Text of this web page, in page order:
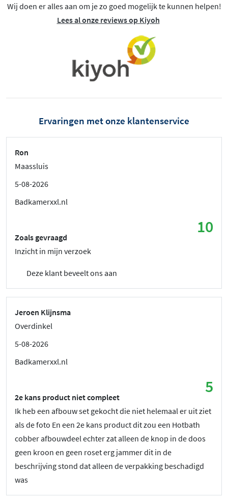
Wij doen er alles aan om je zo goed mogelijk te kunnen helpen!
Lees al onze reviews op Kiyoh
Ervaringen met onze klantenservice
Ron
Maassluis
5-08-2026
Badkamerxxl.nl
10
Zoals gevraagd
Inzicht in mijn verzoek
Deze klant beveelt ons aan
Jeroen Klijnsma
Overdinkel
5-08-2026
Badkamerxxl.nl
5
2e kans product niet compleet
Ik heb een afbouw set gekocht die niet helemaal er uit ziet
als de foto En een 2e kans product dit zou een Hotbath
cobber afbouwdeel echter zat alleen de knop in de doos
geen kroon en geen roset erg jammer dit in de
beschrijving stond dat alleen de verpakking beschadigd
was